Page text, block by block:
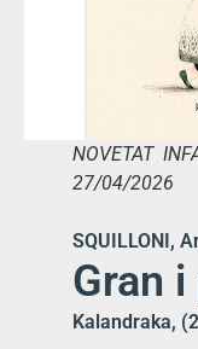
NOVETAT
27/04/2026
SQUILLONI,
Gran
Kalandraka,